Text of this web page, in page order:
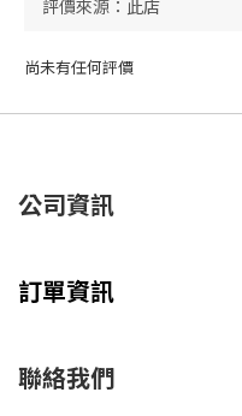
尚未有任何評價
公司資訊
訂單資訊
聯絡我們